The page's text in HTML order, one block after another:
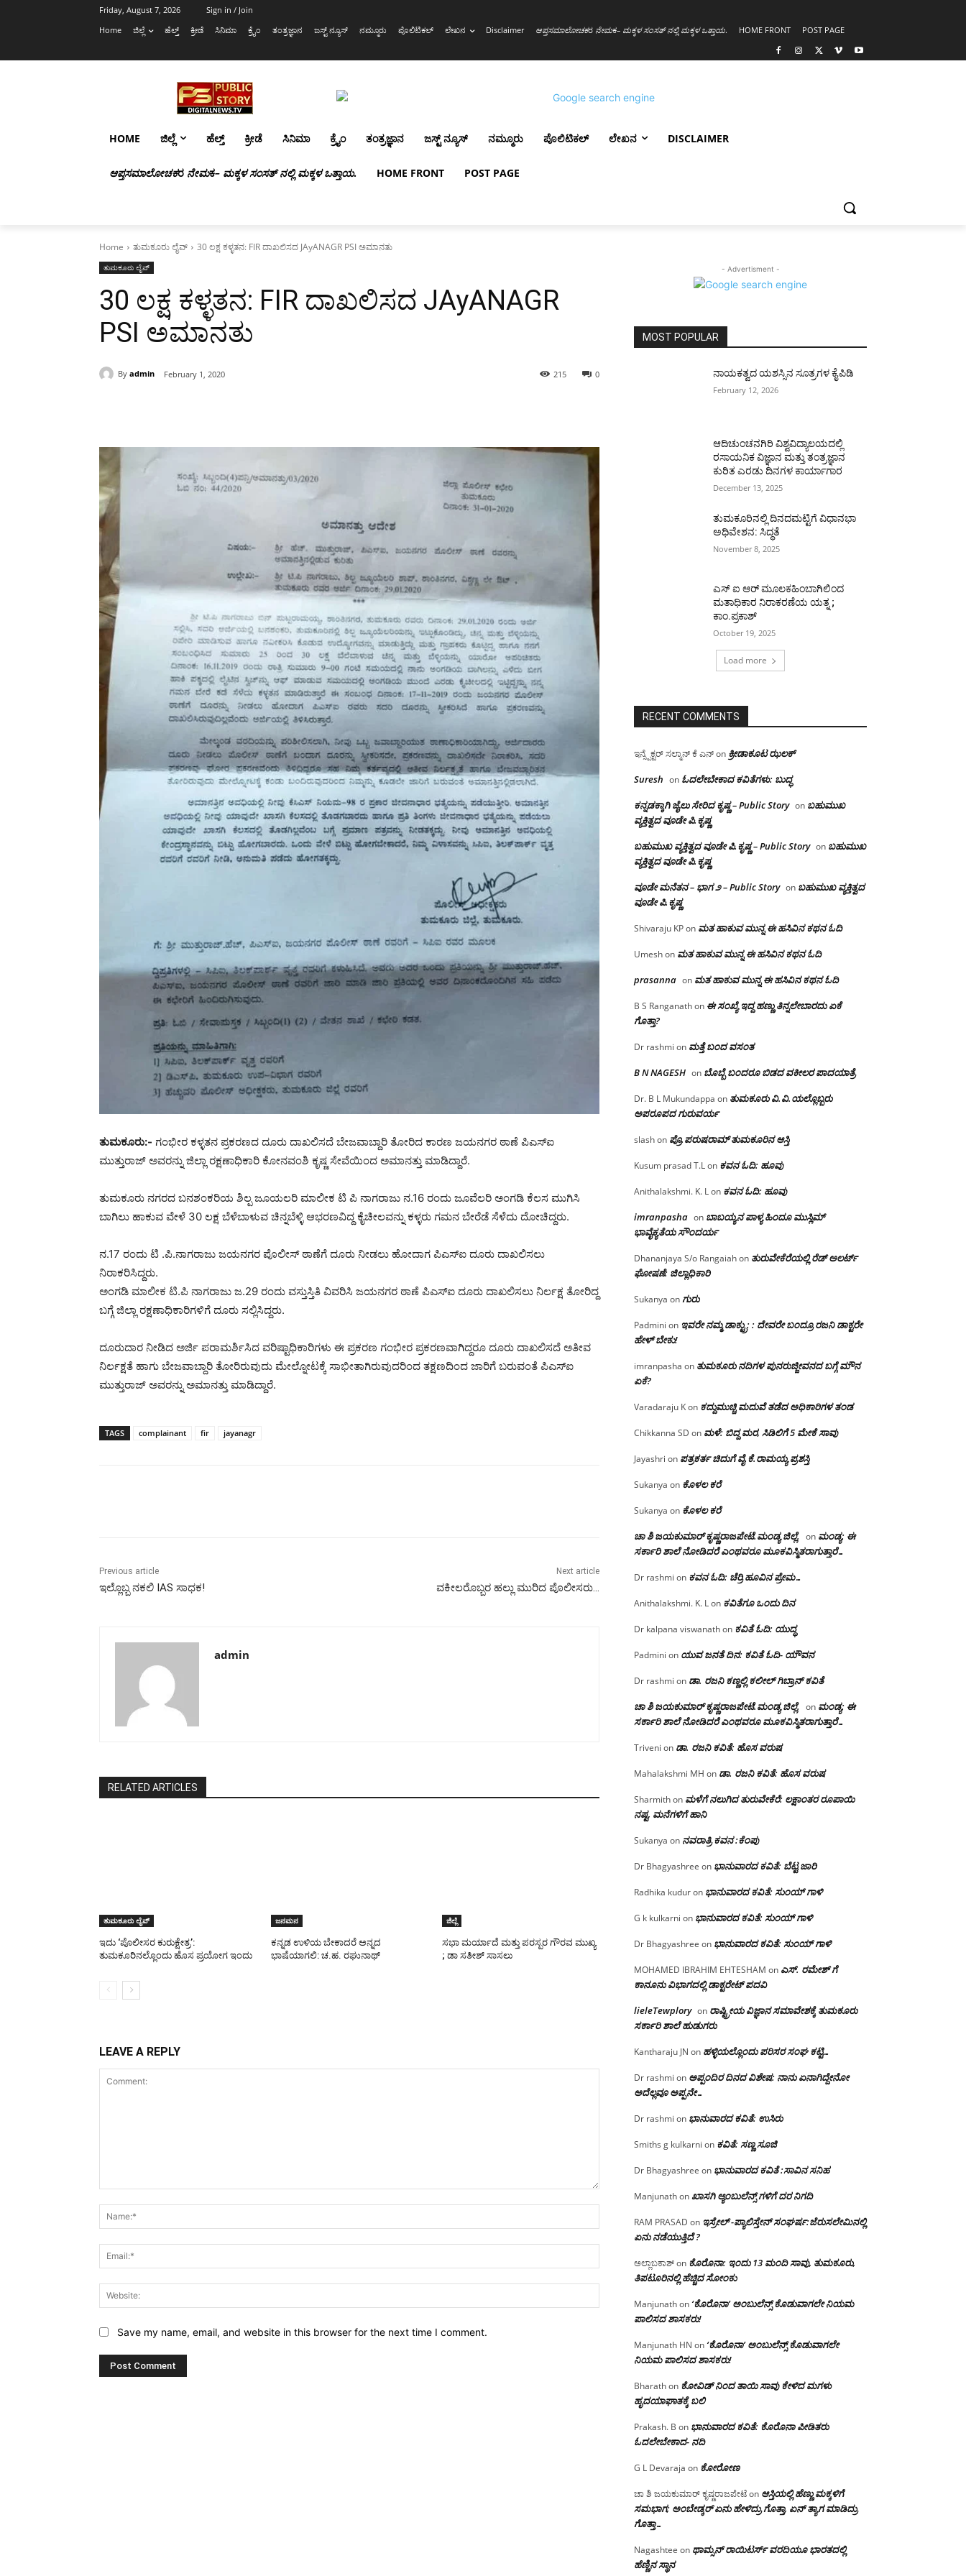
Friday, August 7, 2026
Sign in / Join
Home
ಜಿಲ್ಲೆ ಹೆಲ್ತ್ ಕ್ರೀಡೆ ಸಿನಿಮಾ ಕ್ರೈಂ ತಂತ್ರಜ್ಞಾನ ಜಸ್ಟ್ ನ್ಯೂಸ್ ನಮ್ಮೂರು ಪೊಲಿಟಿಕಲ್ ಲೇಖನ Disclaimer ಆಪ್ತಸಮಾಲೋಚಕರ ನೇಮಕ– ಮಕ್ಕಳ ಸಂಸತ್ ನಲ್ಲಿ ಮಕ್ಕಳ ಒತ್ತಾಯ. HOME FRONT POST PAGE
HOME ಜಿಲ್ಲೆ ಹೆಲ್ತ್ ಕ್ರೀಡೆ ಸಿನಿಮಾ ಕ್ರೈಂ ತಂತ್ರಜ್ಞಾನ ಜಸ್ಟ್ ನ್ಯೂಸ್ ನಮ್ಮೂರು ಪೊಲಿಟಿಕಲ್ ಲೇಖನ DISCLAIMER
ಆಪ್ತಸಮಾಲೋಚಕರ ನೇಮಕ– ಮಕ್ಕಳ ಸಂಸತ್ ನಲ್ಲಿ ಮಕ್ಕಳ ಒತ್ತಾಯ. HOME FRONT POST PAGE
Home ತುಮಕೂರು ಲೈವ್ 30 ಲಕ್ಷ ಕಳ್ಳತನ: FIR ದಾಖಲಿಸದ JAyANAGR PSI ಅಮಾನತು
ತುಮಕೂರು ಲೈವ್
30 ಲಕ್ಷ ಕಳ್ಳತನ: FIR ದಾಖಲಿಸದ JAyANAGR
PSI ಅಮಾನತು
By admin February 1, 2020 0
215
ತುಮಕೂರು:- ಗಂಭೀರ ಕಳ್ಳತನ ಪ್ರಕರಣದ ದೂರು ದಾಖಲಿಸದೆ ಬೇಜವಾಬ್ದಾರಿ ತೋರಿದ ಕಾರಣ ಜಯನಗರ ಠಾಣೆ ಪಿಎಸ್ಐ
ಮುತ್ತುರಾಜ್ ಅವರನ್ನು ಜಿಲ್ಲಾ ರಕ್ಷಣಾಧಿಕಾರಿ ಕೋನವಂಶಿ ಕೃಷ್ಣ ಸೇವೆಯಿಂದ ಅಮಾನತ್ತು ಮಾಡಿದ್ದಾರೆ.
ತುಮಕೂರು ನಗರದ ಬನಶಂಕರಿಯ ಶಿಲ್ಪ ಜೂಯಲರಿ ಮಾಲೀಕ ಟಿ ಪಿ ನಾಗರಾಜು ನ.16 ರಂದು ಜೂವೆಲರಿ ಅಂಗಡಿ ಕೆಲಸ ಮುಗಿಸಿ
ಬಾಗಿಲು ಹಾಕುವ ವೇಳೆ 30 ಲಕ್ಷ ಬೆಳೆಬಾಳುವ ಚಿನ್ನಬೆಳ್ಳಿ ಆಭರಣವಿದ್ದ ಕೈಚೀಲವನ್ನು ಕಳ್ಳರು ಗಮನ ಬೇರೆಡೆ ಸೆಳೆದು ದೋಚಿದ್ದರು.
ನ.17 ರಂದು ಟಿ ‌.ಪಿ.ನಾಗರಾಜು ಜಯನಗರ ಪೊಲೀಸ್ ಠಾಣೆಗೆ ದೂರು ನೀಡಲು ಹೋದಾಗ ಪಿಎಸ್ಐ ದೂರು ದಾಖಲಿಸಲು
ನಿರಾಕರಿಸಿದ್ದರು.
ಅಂಗಡಿ ಮಾಲೀಕ ಟಿ.ಪಿ ನಾಗರಾಜು ಜ.29 ರಂದು ವಸ್ತುಸ್ತಿತಿ ವಿವರಿಸಿ ಜಯನಗರ ಠಾಣೆ ಪಿಎಸ್ಐ ದೂರು ದಾಖಲಿಸಲು ನಿರ್ಲಕ್ಷ ತೋರಿದ್ದ
ಬಗ್ಗೆ ಜಿಲ್ಲಾ ರಕ್ಷಣಾಧಿಕಾರಿಗಳಿಗೆ ದೂರು ಸಲ್ಲಿಸಿದ್ದರು.
ದೂರುದಾರ ನೀಡಿದ ಅರ್ಜಿ ಪರಾಮರ್ಶಿಸಿದ ವರಿಷ್ಟಾಧಿಕಾರಿಗಳು ಈ ಪ್ರಕರಣ ಗಂಭೀರ ಪ್ರಕರಣವಾಗಿದ್ದರೂ ದೂರು ದಾಖಲಿಸದೆ ಅತೀವ
ನಿರ್ಲಕ್ಷತೆ ಹಾಗು ಬೇಜವಾಬ್ದಾರಿ ತೋರಿರುವುದು ಮೇಲ್ನೋಟಕ್ಕೆ ಸಾಭೀತಾಗಿರುವುದರಿಂದ ತಕ್ಷಣದಿಂದ ಜಾರಿಗೆ ಬರುವಂತೆ ಪಿಎಸ್ಐ
ಮುತ್ತುರಾಜ್ ಅವರನ್ನು ಅಮಾನತ್ತು ಮಾಡಿದ್ದಾರೆ.
TAGS complainant fir jayanagr
Previous article
ಇಲ್ಲೊಬ್ಬ ನಕಲಿ IAS ಸಾಧಕ!
Next article
ವಕೀಲರೊಬ್ಬರ ಹಲ್ಲು ಮುರಿದ ಪೊಲೀಸರು…
admin
RELATED ARTICLES
ತುಮಕೂರು ಲೈವ್
ಇದು ‘ಪೊಲೀಸರ ಕುರುಕ್ಷೇತ್ರ’:
ತುಮಕೂರಿನಲ್ಲೊಂದು ಹೊಸ ಪ್ರಯೋಗ ಇಂದು
ಜನಮನ
ಕನ್ನಡ ಉಳಿಯ ಬೇಕಾದರೆ ಅನ್ನದ
ಭಾಷೆಯಾಗಲಿ: ಚ.ಹ. ರಘುನಾಥ್
ಜಿಲ್ಲೆ
ಸಭಾ ಮರ್ಯಾದೆ ಮತ್ತು ಪರಸ್ಪರ ಗೌರವ ಮುಖ್ಯ
; ಡಾ ಸತೀಶ್ ಸಾಸಲು
LEAVE A REPLY
Save my name, email, and website in this browser for the next time I comment.
- Advertisment -
MOST POPULAR
ನಾಯಕತ್ವದ ಯಶಸ್ಸಿನ ಸೂತ್ರಗಳ ಕೈಪಿಡಿ
February 12, 2026
ಆದಿಚುಂಚನಗಿರಿ ವಿಶ್ವವಿದ್ಯಾಲಯದಲ್ಲಿ
ರಸಾಯನಿಕ ವಿಜ್ಞಾನ ಮತ್ತು ತಂತ್ರಜ್ಞಾನ
ಕುರಿತ ಎರಡು ದಿನಗಳ ಕಾರ್ಯಾಗಾರ
December 13, 2025
ತುಮಕೂರಿನಲ್ಲಿ ದಿನದಮಟ್ಟಿಗೆ ವಿಧಾನಭಾ
ಅಧಿವೇಶನ: ಸಿದ್ಧತೆ
November 8, 2025
ಎಸ್ ಐ ಆರ್ ಮೂಲಕಹಿಂಬಾಗಿಲಿಂದ
ಮತಾಧಿಕಾರ ನಿರಾಕರಣೆಯ ಯತ್ನ ;
ಕಾಂ.ಪ್ರಕಾಶ್
October 19, 2025
Load more
RECENT COMMENTS
ಇನ್ಸ್ಪೆಕ್ಟರ್ ಸಲ್ಮಾನ್ ಕೆ ಎನ್on ಕ್ರೀಡಾಕೂಟ ಝಲಕ್
Suresh on ಓದಲೇಬೇಕಾದ‌ ಕವಿತೆಗಳು: ಬುದ್ಧ
ಕನ್ನಡಕ್ಕಾಗಿ ಜೈಲು ಸೇರಿದ ಕೃಷ್ಣ – Public Story on ಬಹುಮುಖ
ವ್ಯಕ್ತಿತ್ವದ ವೂಡೇ ಪಿ.ಕೃಷ್ಣ
ಬಹುಮುಖ ವ್ಯಕ್ತಿತ್ವದ ವೂಡೇ ಪಿ.ಕೃಷ್ಣ – Public Story on ಬಹುಮುಖ
ವ್ಯಕ್ತಿತ್ವದ ವೂಡೇ ಪಿ.ಕೃಷ್ಣ
ವೂಡೇ ಮನೆತನ – ಭಾಗ ೨ – Public Story on ಬಹುಮುಖ ವ್ಯಕ್ತಿತ್ವದ
ವೂಡೇ ಪಿ.ಕೃಷ್ಣ
Shivaraju KPon ಮತ ಹಾಕುವ ಮುನ್ನ ಈ ಹಸಿವಿನ ಕಥನ ಓದಿ
Umeshon ಮತ ಹಾಕುವ ಮುನ್ನ ಈ ಹಸಿವಿನ ಕಥನ ಓದಿ
prasanna on ಮತ ಹಾಕುವ ಮುನ್ನ ಈ ಹಸಿವಿನ ಕಥನ ಓದಿ
B S Ranganathon ಈ ಸಂಖ್ಯೆ ಇದ್ದ ಹಣ್ಣು ತಿನ್ನಲೇಬಾರದು ಏಕೆ
ಗೊತ್ತಾ?
Dr rashmi on ಮತ್ತೆ ಬಂದ ವಸಂತ
B N NAGESH on ಬೊಬ್ಬೆ ಬಂದರೂ ಬಿಡದ ವಕೀಲರ ಪಾದಯಾತ್ರೆ
Dr. B L Mukundappa on ತುಮಕೂರು‌ ವಿ.ವಿ.ಯಲ್ಲೊಬ್ಬರು
ಅಪರೂಪದ ಗುರುವರ್ಯ
slashon ಪ್ರೊ.ಪರುಷರಾಮ್ ತುಮಕೂರಿನ ಆಸ್ತಿ
Kusum prasad T.Lon ಕವನ ಓದಿ: ಹೂವು
Anithalakshmi. K. Lon ಕವನ ಓದಿ: ಹೂವು
imranpasha on ಬಾಬಯ್ಯನ ಪಾಳ್ಯ ಹಿಂದೂ ಮುಸ್ಲಿಮ್
ಭಾವೈಕ್ಯತೆಯ ಸೌಂದರ್ಯ
Dhananjaya S/o Rangaiahon ತುರುವೇಕೆರೆಯಲ್ಲಿ ರೆಡ್ ಅಲರ್ಟ್
ಘೋಷಣೆ: ಜಿಲ್ಲಾಧಿಕಾರಿ
Sukanya onಗುರು
Padmini on ಇವರೇ ನಮ್ಮ ಡಾಕ್ಟ್ರು; : ದೇವರೇ ಬಂದ್ರೂ ರಜನಿ ಡಾಕ್ಟರೇ
ಹೇಳ್ ಬೇಕು!
imranpasha on ತುಮಕೂರು ನದಿಗಳ ಪುನರುಜ್ಜೀವನದ ಬಗ್ಗೆ ಮೌನ
ಏಕೆ?
Varadaraju Kon ಕದ್ದುಮುಚ್ಚಿ ಮದುವೆ ತಡೆದ ಅಧಿಕಾರಿಗಳ ತಂಡ
Chikkanna SD on ಮಳೆ: ಬಿದ್ದ ಮರ, ಸಿಡಿಲಿಗೆ 5 ಮೇಕೆ ಸಾವು
Jayashri on ಪತ್ರಕರ್ತ ಚಿದುಗೆ ವೈ.ಕೆ.ರಾಮಯ್ಯ ಪ್ರಶಸ್ತಿ
Sukanya on ಕೊಳಲ ಕರೆ
Sukanya on ಕೊಳಲ ಕರೆ
ಚಾ ಶಿ ಜಯಕುಮಾರ್ ಕೃಷ್ಣರಾಜಪೇಟೆ.ಮಂಡ್ಯ ಜಿಲ್ಲೆ. on ಮಂಡ್ಯ: ಈ
ಸರ್ಕಾರಿ ಶಾಲೆ ನೋಡಿದರೆ ಎಂಥವರೂ ಮೂಕವಿಸ್ಮಿತರಾಗುತ್ತಾರೆ…
Dr rashmi on ಕವನ ಓದಿ: ಚೆರ್ರಿ ಹೂವಿನ ಪ್ರೇಮ…
Anithalakshmi. K. Lon ಕವಿತೆಗೂ ಒಂದು ದಿನ
Dr kalpana viswanathon ಕವಿತೆ ಓದಿ: ಯುದ್ಧ
Padmini on ಯುವ ಜನತೆ ದಿನ: ಕವಿತೆ ಓದಿ- ಯೌವನ
Dr rashmi on ಡಾ. ರಜನಿ‌ ಕಣ್ಣಲ್ಲಿ ಕಲೀಲ್ ಗಿಬ್ರಾನ್ ಕವಿತೆ
ಚಾ ಶಿ ಜಯಕುಮಾರ್ ಕೃಷ್ಣರಾಜಪೇಟೆ.ಮಂಡ್ಯ ಜಿಲ್ಲೆ. on ಮಂಡ್ಯ: ಈ
ಸರ್ಕಾರಿ ಶಾಲೆ ನೋಡಿದರೆ ಎಂಥವರೂ ಮೂಕವಿಸ್ಮಿತರಾಗುತ್ತಾರೆ…
Triveni on ಡಾ. ರಜನಿ ಕವಿತೆ: ಹೊಸ ವರುಷ
Mahalakshmi MH on ಡಾ. ರಜನಿ ಕವಿತೆ: ಹೊಸ ವರುಷ
Sharmithon ಮಳೆಗೆ ನಲುಗಿದ ತುರುವೇಕೆರೆ: ಲಕ್ಷಾಂತರ ರೂಪಾಯಿ
ನಷ್ಟ, ಮನೆಗಳಿಗೆ ಹಾನಿ
Sukanya on ನವರಾತ್ರಿ ಕವನ :ಕೆಂಪು
Dr Bhagyashree on ಭಾನುವಾರದ ಕವಿತೆ: ಬೆಟ್ಟ ಜಾರಿ
Radhika kuduron ಭಾನುವಾರದ ಕವಿತೆ: ಸುಂಯ್ ಗಾಳಿ
G k kulkarni on ಭಾನುವಾರದ ಕವಿತೆ: ಸುಂಯ್ ಗಾಳಿ
Dr Bhagyashree on ಭಾನುವಾರದ ಕವಿತೆ: ಸುಂಯ್ ಗಾಳಿ
MOHAMED IBRAHIM EHTESHAM on ಎಸ್. ರಮೇಶ್ ಗೆ
ಕಾನೂನು ವಿಭಾಗದಲ್ಲಿ ಡಾಕ್ಟರೇಟ್ ಪದವಿ
lieleTewplory on ರಾಷ್ಟ್ರೀಯ ವಿಜ್ಞಾನ ಸಮಾವೇಶಕ್ಕೆ‌ ತುಮಕೂರು
ಸರ್ಕಾರಿ ಶಾಲೆ ಹುಡುಗರು
Kantharaju JN on ಹಳ್ಳಿಯಲ್ಲೊಂದು ಪರಿಸರ ಸಂಘ ಕಟ್ಟಿ…
Dr rashmi on ಅಪ್ಪಂದಿರ ದಿನದ ವಿಶೇಷ: ನಾನು ಏನಾಗಿದ್ದೇನೋ‌
ಅದೆಲ್ಲವೂ ಅಪ್ಪನೇ…
Dr rashmi on ಭಾನುವಾರದ ಕವಿತೆ: ಉಸಿರು
Smiths g kulkarni on ಕವಿತೆ: ಸಣ್ಣ ಸೂಜಿ
Dr Bhagyashree on ಭಾನುವಾರದ ಕವಿತೆ :ಸಾವಿನ ಸನಿಹ
Manjunathonಖಾಸಗಿ ಆ್ಯಂಬುಲೆನ್ಸ್ ಗಳಿಗೆ ದರ ನಿಗದಿ
RAM PRASAD on ಇಸ್ರೇಲ್ -ಪ್ಯಾಲಿಸ್ತೇನ್ ಸಂಘರ್ಷ:ಜೆರುಸಲೇಮಿನಲ್ಲಿ
ಏನು ನಡೆಯುತ್ತಿದೆ ?
ಅಲ್ಲಾಬಕಾಶ್on ಕೊರೊನಾ: ಇಂದು 13 ಮಂದಿ ಸಾವು, ತುಮಕೂರು,
ತಿಪಟೂರಿನಲ್ಲಿ ಹೆಚ್ಚಿದ ಸೋಂಕು
Manjunathon ‘ಕೊರೊನಾ’ ಅಂಬುಲೆನ್ಸ್ ಕೊಡುವಾಗಲೇ ನಿಯಮ
ಪಾಲಿಸದ ಶಾಸಕರು!
Manjunath HN on ‘ಕೊರೊನಾ’ ಅಂಬುಲೆನ್ಸ್ ಕೊಡುವಾಗಲೇ
ನಿಯಮ ಪಾಲಿಸದ ಶಾಸಕರು!
Bharathon ಕೋವಿಡ್ ನಿಂದ ತಾಯಿ ಸಾವು ಕೇಳಿದ ಮಗಳು
ಹೃದಯಾಘಾತಕ್ಕೆ ಬಲಿ
Prakash. B on ಭಾನುವಾರದ ಕವಿತೆ: ಕೊರೊನಾ ಪೀಡಿತರು
ಓದಲೇಬೇಕಾದ- ನದಿ
G L Devaraja on ಕೋರೋಣ
ಚಾ ಶಿ ಜಯಕುಮಾರ್ ಕೃಷ್ಣರಾಜಪೇಟೆon ಆಸ್ತಿಯಲ್ಲಿ ಹೆಣ್ಣು ಮಕ್ಕಳಿಗೆ
ಸಮಭಾಗ; ಅಂಬೇಡ್ಕರ್ ಏನು ಹೇಳಿದ್ರು ಗೊತ್ತಾ, ಏನ್ ತ್ಯಾಗ ಮಾಡಿದ್ರು
ಗೊತ್ತಾ…
Nagashtee on ಥಾಮ್ಸನ್ ರಾಯಿಟರ್ಸ್ ವರದಿಯೂ ಭಾರತದಲ್ಲಿ
ಹೆಣ್ಣಿನ ಸ್ಥಾನ‌